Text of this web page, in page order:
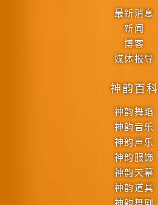
最新消息
新闻
博客
媒体报导
神韵百科
神韵舞蹈
神韵音乐
神韵声乐
神韵服饰
神韵天幕
神韵道具
神韵舞剧